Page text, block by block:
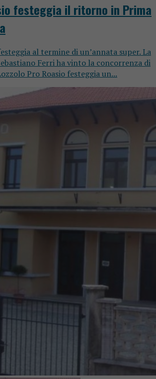
festeggia il ritorno in Prima
al termine di un’annata super. La
Ferri ha vinto la concorrenza di
Pro Roasio festeggia un...